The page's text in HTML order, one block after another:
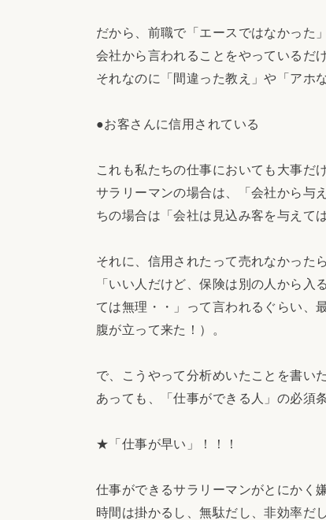
だから、前職で「エースではなかった
会社から言われることをやっているだ
それなのに「間違った教え」や「アホ
●お客さんに信用されている
これも私たちの仕事においても大事だ
サラリーマンの場合は、「会社から与
ちの場合は「会社は見込み客を与えて
それに、信用されたって売れなかった
「いい人だけど、保険は別の人から
ては無理・・」って言われるぐらい、
腹が立って来た！）。
で、こうやって分析めいたことを書い
あっても、「仕事ができる人」の必須
★「仕事が早い」！！！
仕事ができるサラリーマンがとにかく
時間は掛かるし、無駄だし、非効率だ